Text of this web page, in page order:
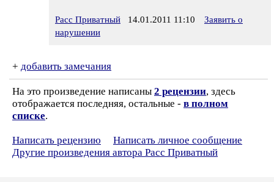
Расс Приватный 14.01.2011 11:10
Заявить о
нарушении
+ добавить замечания
На это произведение написаны 2 рецензии, здесь
отображается последняя, остальные - в полном
списке.
Написать рецензию
Написать личное сообщение
Другие произведения автора Расс Приватный